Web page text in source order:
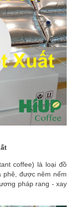
coffee) là loại đồ
phê, được nêm nếm
pháp rang - xay